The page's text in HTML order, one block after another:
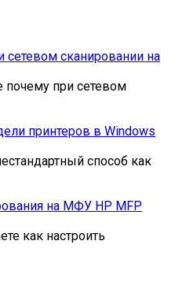
сетевом сканировании на
почему при сетевом
принтеров в Windows
способ как
на МФУ HP MFP
как настроить